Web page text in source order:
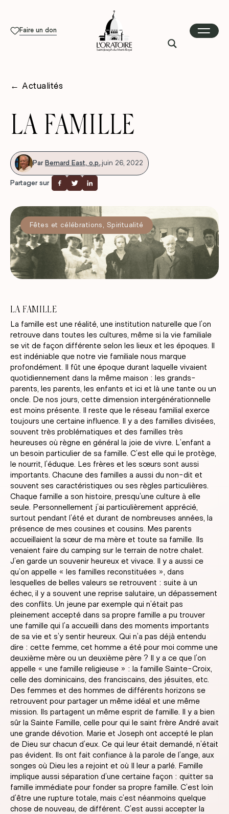
Faire un don
← Actualités
LA FAMILLE
Par Bernard East, o.p..juin 26, 2022
Partager sur
Fêtes et célébrations Spiritualité
LA FAMILLE
La famille est une réalité, une institution naturelle que l’on
retrouve dans toutes les cultures, même si la vie familiale
se vit de façon différente selon les lieux et les époques. Il
est indéniable que notre vie familiale nous marque
profondément. Il fût une époque durant laquelle vivaient
quotidiennement dans la même maison : les grands-
parents, les parents, les enfants et ici et là une tante ou un
oncle. De nos jours, cette dimension intergénérationnelle
est moins présente. Il reste que le réseau familial exerce
toujours une certaine influence. Il y a des familles divisées,
souvent très problématiques et des familles très
heureuses où règne en général la joie de vivre. L’enfant a
un besoin particulier de sa famille. C’est elle qui le protège,
le nourrit, l’éduque. Les frères et les sœurs sont aussi
importants. Chacune des familles a aussi du non-dit et
souvent ses caractéristiques ou ses règles particulières.
Chaque famille a son histoire, presqu’une culture à elle
seule. Personnellement j’ai particulièrement apprécié,
surtout pendant l’été et durant de nombreuses années, la
présence de mes cousines et cousins. Mes parents
accueillaient la sœur de ma mère et toute sa famille. Ils
venaient faire du camping sur le terrain de notre chalet.
J’en garde un souvenir heureux et vivace. Il y a aussi ce
qu’on appelle « les familles reconstituées », dans
lesquelles de belles valeurs se retrouvent : suite à un
échec, il y a souvent une reprise salutaire, un dépassement
des conflits. Un jeune par exemple qui n’était pas
pleinement accepté dans sa propre famille a pu trouver
une famille qui l’a accueilli dans des moments importants
de sa vie et s’y sentir heureux. Qui n’a pas déjà entendu
dire : cette femme, cet homme a été pour moi comme une
deuxième mère ou un deuxième père ? Il y a ce que l’on
appelle « une famille religieuse » : la famille Sainte-Croix,
celle des dominicains, des franciscains, des jésuites, etc.
Des femmes et des hommes de différents horizons se
retrouvent pour partager un même idéal et une même
mission. Ils partagent un même esprit de famille. Il y a bien
sûr la Sainte Famille, celle pour qui le saint frère André avait
une grande dévotion. Marie et Joseph ont accepté le plan
de Dieu sur chacun d’eux. Ce qui leur était demandé, n’était
pas évident. Ils ont fait confiance à la parole de l’ange, aux
songes où Dieu les a rejoint et où Il leur a parlé. Famille
implique aussi séparation d’une certaine façon : quitter sa
famille immédiate pour fonder sa propre famille. C’est loin
d’être une rupture totale, mais c’est néanmoins quelque
chose de nouveau, de différent. C’est aussi accepter la